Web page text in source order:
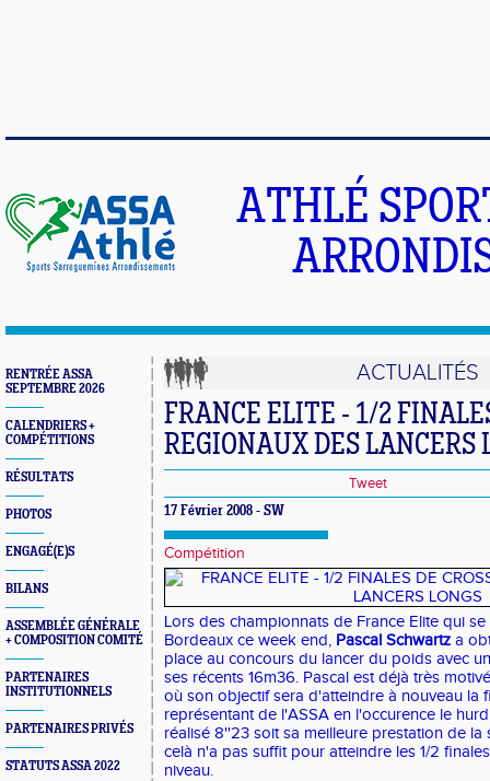
ATHLÉ
RENTRÉE ASSA
SEPTEMBRE 2026
CALENDRIERS +
COMPÉTITIONS
RÉSULTATS
PHOTOS
ENGAGÉ(E)S
BILANS
ASSEMBLÉE GÉNÉRALE
+ COMPOSITION COMITÉ
PARTENAIRES
INSTITUTIONNELS
PARTENAIRES PRIVÉS
STATUTS ASSA 2022
ACTUALITÉS
FRANCE ELITE - 1/2
REGIONAUX DES LANCERS
Tweet
17 Février 2008 - SW
Compétition
Lors des championnats de France Elite qui
Bordeaux ce week end, Pascal Schwartz a
place au concours du lancer du poids avec
ses récents 16m36. Pascal est déjà très
où son objectif sera d'atteindre à nouveau la
représentant de l'ASSA en l'occurence le
réalisé 8''23 soit sa meilleure prestation de la
celà n'a pas suffit pour atteindre les 1/2
niveau.